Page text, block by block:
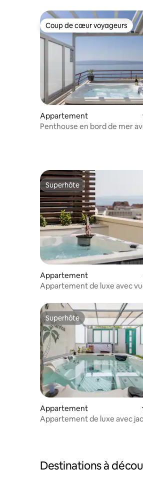
Coup de cœur voyageurs
Coup de cœur voyageurs
Appartement
Penthouse en bord de mer
Superhôte
Superhôte
Appartement
Appartement de luxe avec
Superhôte
Superhôte
Appartement
Appartement de luxe avec
Destinations à